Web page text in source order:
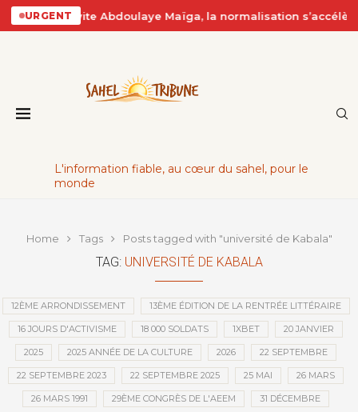
URGENT
invite Abdoulaye Maïga, la normalisation s’accélère
L'information fiable, au cœur du sahel, pour le
monde
Home Tags Posts tagged with "université de Kabala"
TAG: UNIVERSITÉ DE KABALA
12ÈME ARRONDISSEMENT 13ÈME ÉDITION DE LA RENTRÉE LITTÉRAIRE
16 JOURS D'ACTIVISME 18 000 SOLDATS 1XBET 20 JANVIER
2025 2025 ANNÉE DE LA CULTURE 2026 22 SEPTEMBRE
22 SEPTEMBRE 2023 22 SEPTEMBRE 2025 25 MAI 26 MARS
26 MARS 1991 29ÈME CONGRÈS DE L'AEEM 31 DÉCEMBRE